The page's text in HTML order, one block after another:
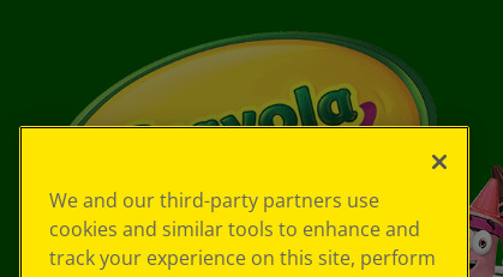
We and our third-party partners use
cookies and similar tools to enhance and
track your experience on this site, perform